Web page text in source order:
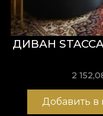
să rătăcească până
ДИВАН
2
Добавить в